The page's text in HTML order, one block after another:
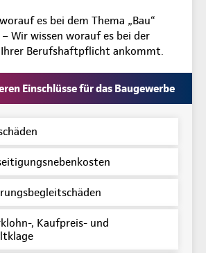
es bei dem Thema „Bau“
Wir wissen worauf es bei der
Ihrer Berufshaftpflicht ankommt.
Einschlüsse für das Baugewerbe
, Kaufpreis- und